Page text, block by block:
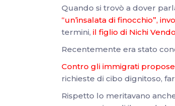
Quando si trovò a dover
“un’insalata di finocchio”,
termini, il figlio di Nichi
Recentemente era stato
Contro gli immigrati
richieste di cibo dignitoso,
Rispetto lo meritavano